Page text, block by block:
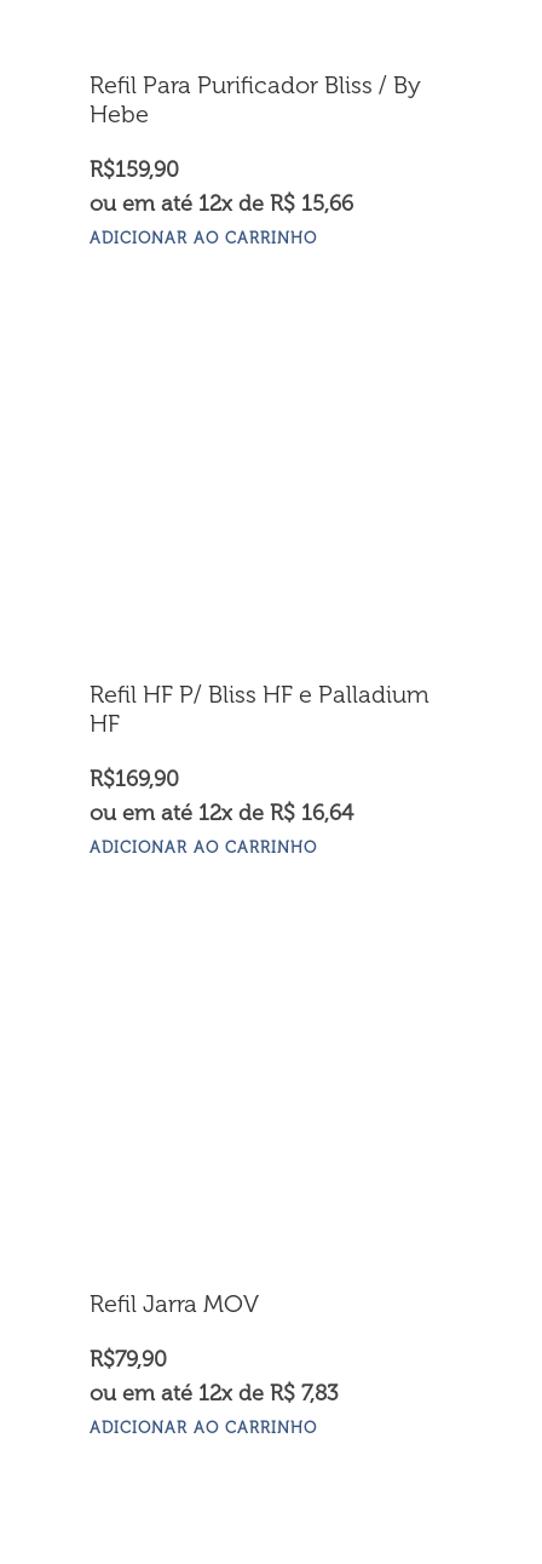
Refil Para Purificador Bliss / By
Hebe
R$159,90
ou em até 12x de R$ 15,66
ADICIONAR AO CARRINHO
Refil HF P/ Bliss HF e Palladium
HF
R$169,90
ou em até 12x de R$ 16,64
ADICIONAR AO CARRINHO
Refil Jarra MOV
R$79,90
ou em até 12x de R$ 7,83
ADICIONAR AO CARRINHO